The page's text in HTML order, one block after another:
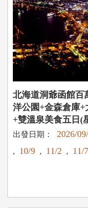
北海道洞爺函館百
洋公園+金森倉庫
+雙溫泉美食五日(
出發日期： 2026/
, 10/9 , 11/2 , 11/7